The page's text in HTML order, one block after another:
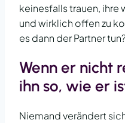
keinesfalls trauen, ihre
und wirklich offen zu
es dann der Partner tun?
Wenn er nicht
ihn so, wie er
Niemand verändert